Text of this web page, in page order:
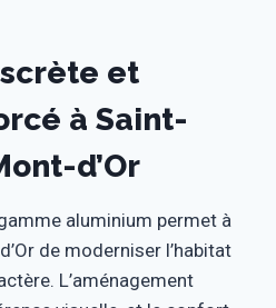
et
à Saint-
d’Or
aluminium permet à
de moderniser l’habitat
L’aménagement